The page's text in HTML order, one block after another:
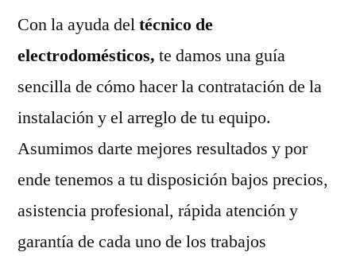
Con la ayuda deltécnico de
electrodomésticos, te damos una guía
sencilla de cómo hacer la contratación de la
instalación y el arreglo de tu equipo.
Asumimos darte mejores resultados y por
ende tenemos a tu disposición bajos precios,
asistencia profesional, rápida atención y
garantía de cada uno de los trabajos